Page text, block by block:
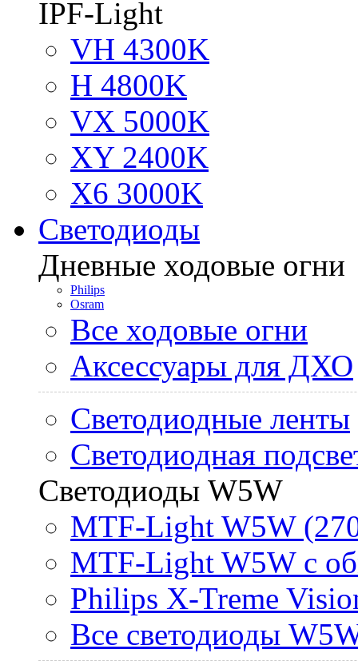
IPF-Light
VH 4300K
H 4800K
VX 5000K
XY 2400K
X6 3000K
Светодиоды
Дневные ходовые огни
Philips
Osram
Все ходовые огни
Аксессуары для ДХО
Светодиодные ленты
Светодиодная
Светодиоды W5W
MTF-Light W5W
MTF-Light W5W с
Philips X-Treme
Все светодиоды